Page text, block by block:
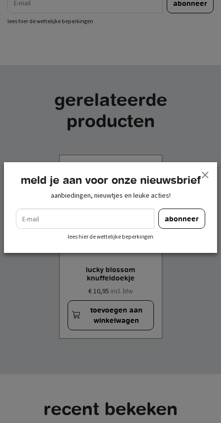
abonneer
lees hier de wettelijke beperkingen
gerelateerde
producten
lucky blossom
knuffeldoekje
€ 10,95 incl. btw
toevoegen aan
winkelwagen
recent bekeken
meld je aan voor onze nieuwsbrief
aanbiedingen, nieuwtjes en leuke acties!
e-mail
abonneer
lees hier de wettelijke beperkingen